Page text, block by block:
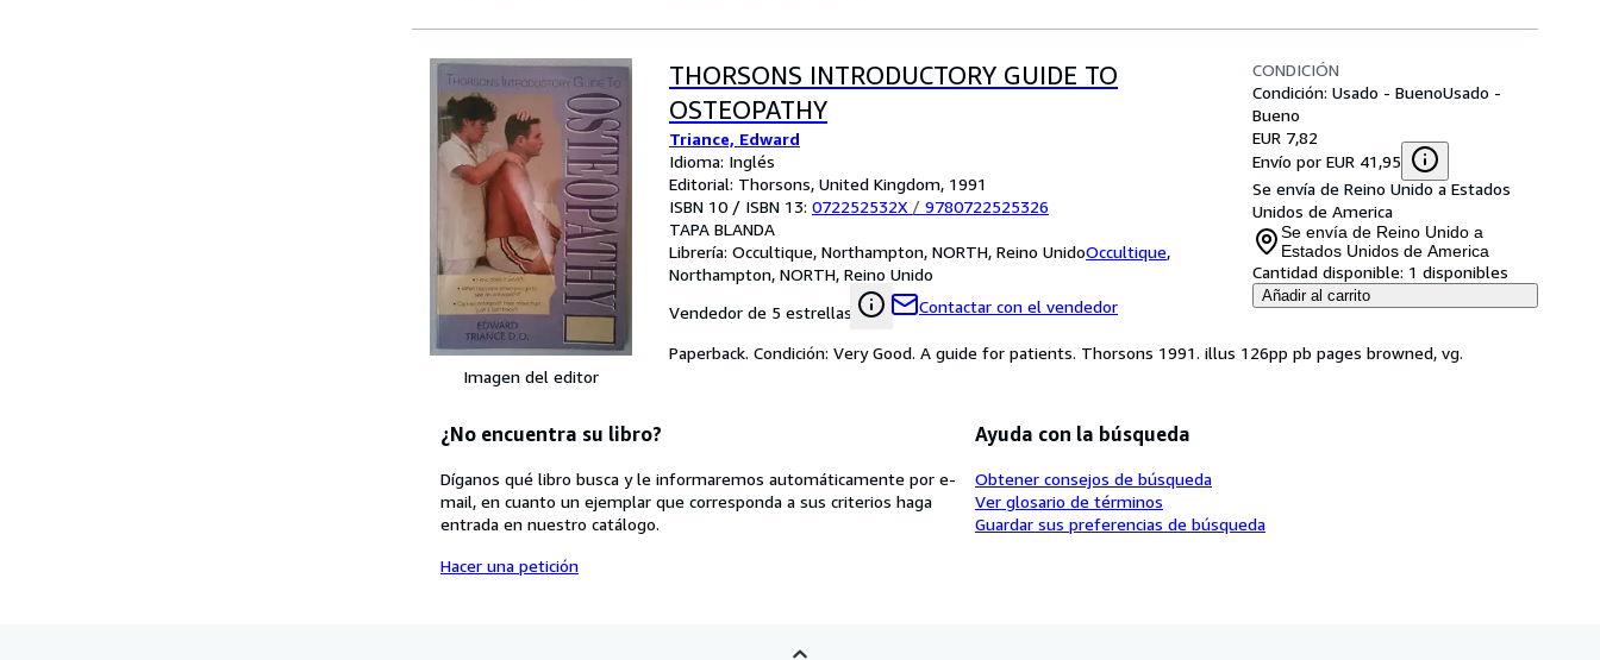
Imagen del editor
THORSONS INTRODUCTORY GUIDE TO
OSTEOPATHY
Triance, Edward
Idioma: Inglés
Editorial: Thorsons, United Kingdom, 1991
ISBN 10 / ISBN 13: 072252532X / 9780722525326
TAPA BLANDA
Librería: Occultique, Northampton, NORTH, Reino UnidoOccultique,
Northampton, NORTH, Reino Unido
Vendedor de 5 estrellas
Contactar con el vendedor
CONDICIÓN
Condición: Usado - BuenoUsado -
Bueno
EUR 7,82
Envío por EUR 41,95
Se envía de Reino Unido a Estados
Unidos de America
Se envía de Reino Unido a
Estados Unidos de America
Cantidad disponible: 1 disponibles
Añadir al carrito
Paperback. Condición: Very Good. A guide for patients. Thorsons 1991. illus 126pp pb pages browned, vg.
¿No encuentra su libro?
Díganos qué libro busca y le informaremos automáticamente por e-
mail, en cuanto un ejemplar que corresponda a sus criterios haga
entrada en nuestro catálogo.
Hacer una petición
Ayuda con la búsqueda
Obtener consejos de búsqueda
Ver glosario de términos
Guardar sus preferencias de búsqueda